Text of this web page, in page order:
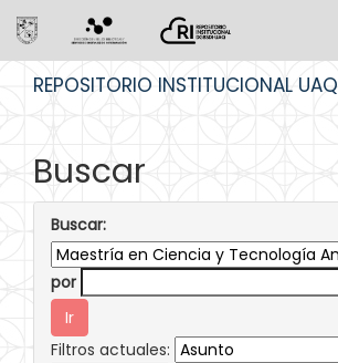
REPOSITORIO INSTITUCIONAL UAQ
Buscar
Buscar:
por
Filtros actuales: